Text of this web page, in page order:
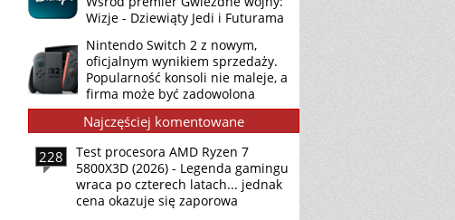
Wizje - Dziewiąty Jedi i Futurama
Nintendo Switch 2 z nowym,
oficjalnym wynikiem sprzedaży.
Popularność konsoli nie maleje, a
firma może być zadowolona
Najczęściej komentowane
228
Test procesora AMD Ryzen 7
5800X3D (2026) - Legenda gamingu
wraca po czterech latach... jednak
cena okazuje się zaporowa